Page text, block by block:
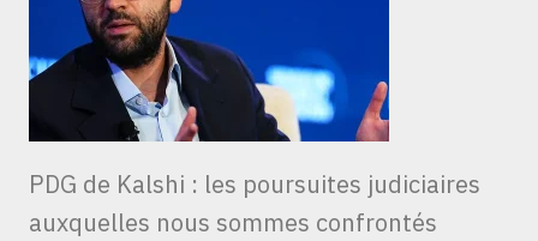
PDG de Kalshi : les poursuites judiciaires
auxquelles nous sommes confrontés